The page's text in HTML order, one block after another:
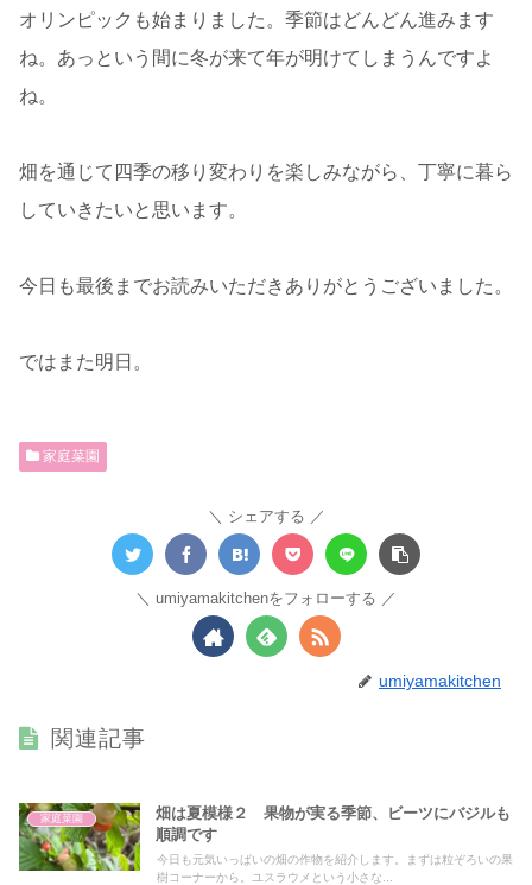
オリンピックも始まりました。季節はどんどん進みます
ね。あっという間に冬が来て年が明けてしまうんですよ
ね。
畑を通じて四季の移り変わりを楽しみながら、丁寧に暮ら
していきたいと思います。
今日も最後までお読みいただきありがとうございました。
ではまた明日。
家庭菜園
シェアする
umiyamakitchenをフォローする
umiyamakitchen
関連記事
家庭菜園
畑は夏模様２ 果物が実る季節、ビーツにバジルも
順調です
今日も元気いっぱいの畑の作物を紹介します。まずは粒ぞろいの果
樹コーナーから。ユスラウメという小さな...